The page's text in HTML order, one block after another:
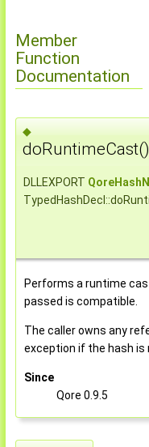
Member
Function
Documentation
◆
doRuntimeCast()
DLLEXPORT
Performs a runtime
passed is compatible.
The caller owns any
exception if the hash
Since
Qore 0.9.5